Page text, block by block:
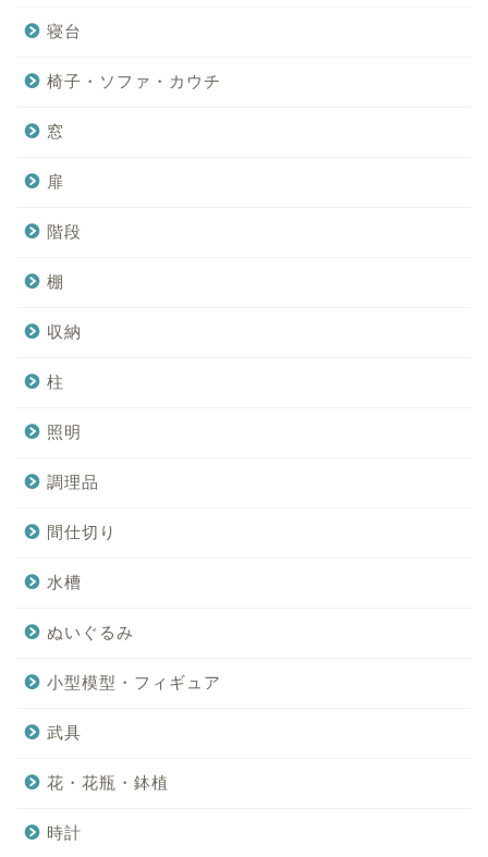
寝台
椅子・ソファ・カウチ
窓
扉
階段
棚
収納
柱
照明
調理品
間仕切り
水槽
ぬいぐるみ
小型模型・フィギュア
武具
花・花瓶・鉢植
時計